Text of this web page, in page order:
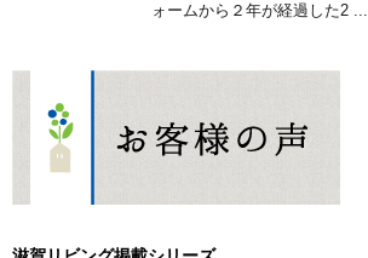
ォームから２年が経過した2 ...